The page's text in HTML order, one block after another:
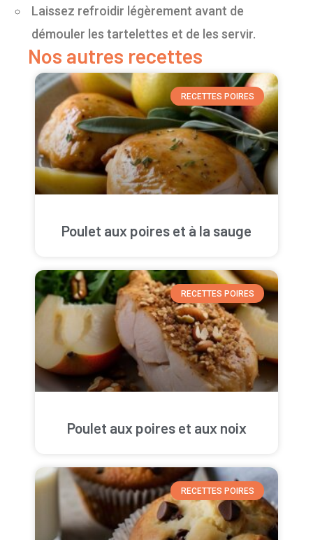
Laissez refroidir légèrement avant de
démouler les tartelettes et de les servir.
Nos autres recettes
RECETTES POIRES
Poulet aux poires et à la sauge
RECETTES POIRES
Poulet aux poires et aux noix
RECETTES POIRES